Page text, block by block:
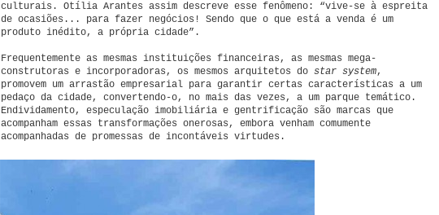
culturais. Otília Arantes assim descreve esse fenômeno: “vive-se à espreita
de ocasiões... para fazer negócios! Sendo que o que está a venda é um
produto inédito, a própria cidade”.
Frequentemente as mesmas instituições financeiras, as mesmas mega-
construtoras e incorporadoras, os mesmos arquitetos do star system,
promovem um arrastão empresarial para garantir certas características a um
pedaço da cidade, convertendo-o, no mais das vezes, a um parque temático.
Endividamento, especulação imobiliária e gentrificação são marcas que
acompanham essas transformações onerosas, embora venham comumente
acompanhadas de promessas de incontáveis virtudes.